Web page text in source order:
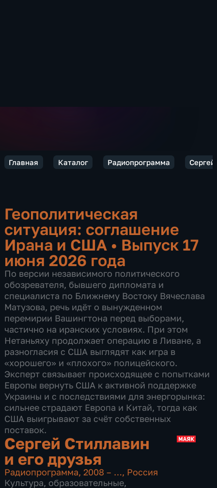
Главная Каталог Радиопрограмма Сергей
Геополитическая
ситуация: соглашение
Ирана и США • Выпуск 17
июня 2026 года
По версии независимого политического
обозревателя, бывшего дипломата и
специалиста по Ближнему Востоку Вячеслава
Матузова, речь идёт о вынужденном
перемирии Вашингтона перед выборами,
частично на иранских условиях. При этом
Нетаньяху продолжает операцию в Ливане, а
разногласия с США выглядят как игра в
«хорошего» и «плохого» полицейского.
Эксперт связывает происходящее с попытками
Европы вернуть США к активной поддержке
Украины и с последствиями для энергорынка:
сильнее страдают Европа и Китай, тогда как
США выигрывают за счёт собственных
поставок.
Сергей Стиллавин
и его друзья
Радиопрограмма,2008 – …, Россия
Культура, образовательные,